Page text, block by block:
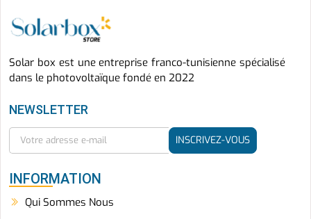
Solar box est une entreprise franco-tunisienne spécialisé
dans le photovoltaïque fondé en 2022
NEWSLETTER
INSCRIVEZ-VOUS
INFORMATION
Qui Sommes Nous